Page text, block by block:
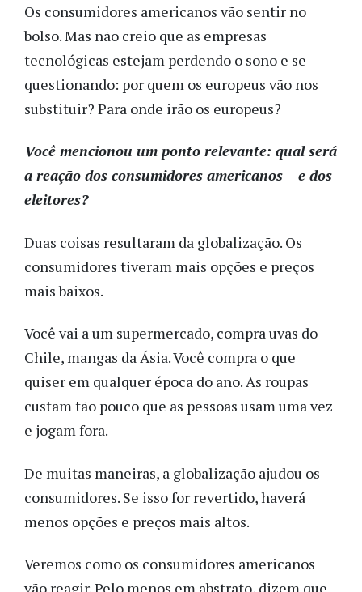
Os consumidores americanos vão sentir no
bolso. Mas não creio que as empresas
tecnológicas estejam perdendo o sono e se
questionando: por quem os europeus vão nos
substituir? Para onde irão os europeus?
Você mencionou um ponto relevante: qual será
a reação dos consumidores americanos – e dos
eleitores?
Duas coisas resultaram da globalização. Os
consumidores tiveram mais opções e preços
mais baixos.
Você vai a um supermercado, compra uvas do
Chile, mangas da Ásia. Você compra o que
quiser em qualquer época do ano. As roupas
custam tão pouco que as pessoas usam uma vez
e jogam fora.
De muitas maneiras, a globalização ajudou os
consumidores. Se isso for revertido, haverá
menos opções e preços mais altos.
Veremos como os consumidores americanos